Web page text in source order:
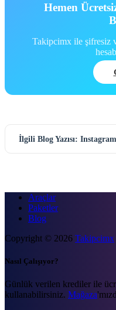
Hemen
Takipcimx ile şifresiz
İlgili Blog Yazısı:
Araçlar
Paketler
Blog
Copyright © 2026 Takipcimx
Nasıl Çalışıyor?
Günlük verilen krediler ile
kullanabilirsiniz. Mağaza